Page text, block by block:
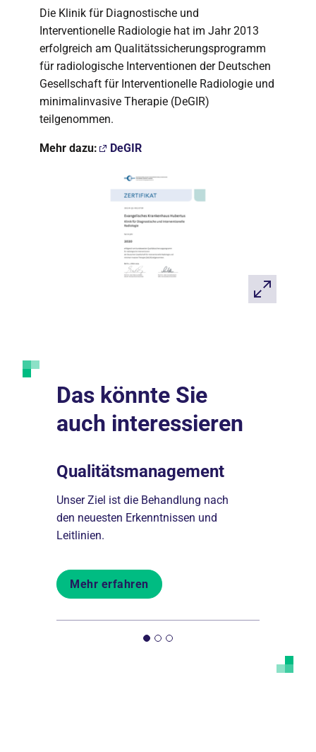
Die Klinik für Diagnostische und
Interventionelle Radiologie hat im Jahr 2013
erfolgreich am Qualitätssicherungsprogramm
für radiologische Interventionen der Deutschen
Gesellschaft für Interventionelle Radiologie und
minimalinvasive Therapie (DeGIR)
teilgenommen.
Mehr dazu: DeGIR
Das könnte Sie
auch interessieren
Qualitätsmanagement
Unser Ziel ist die Behandlung nach
den neuesten Erkenntnissen und
Leitlinien.
Mehr erfahren